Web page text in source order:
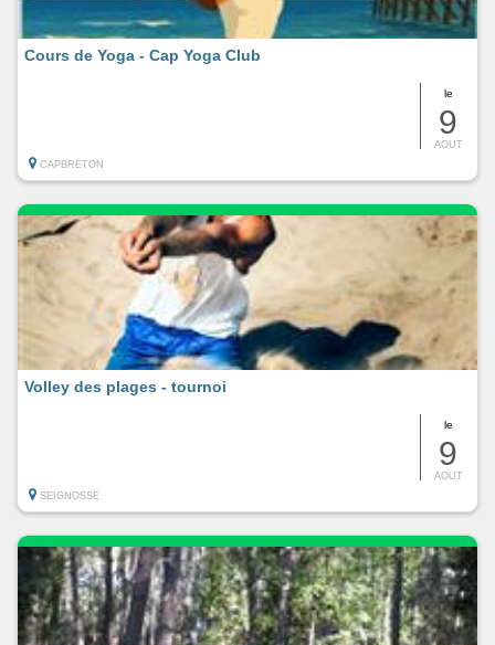
le
9
AOUT
Cours de Yoga - Cap Yoga Club
CAPBRETON
le
9
AOUT
Volley des plages - tournoi
SEIGNOSSE